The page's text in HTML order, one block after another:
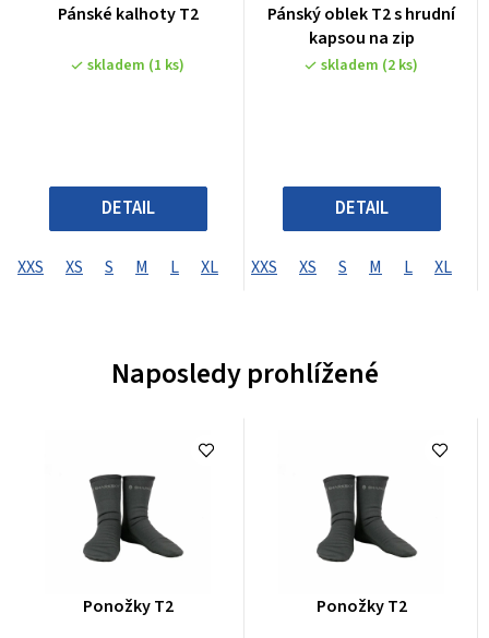
Pánské kalhoty T2
skladem (1 ks)
DETAIL
XXS XS S M L XL XXL XXXL XXXXL
Pánský oblek T2 s hrudní
kapsou na zip
skladem (2 ks)
DETAIL
XXS XS S M L XL
Naposledy prohlížené
Průměrné
Ponožky T2
Průměrné
Ponožky T2